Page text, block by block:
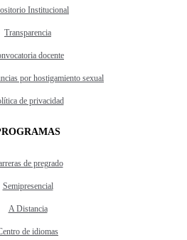
Institucional
Transparencia
docente
por hostigamiento sexual
de privacidad
de pregrado
Semipresencial
A Distancia
de idiomas